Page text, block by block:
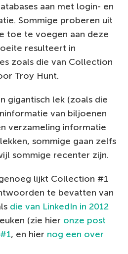
aan met login- en
Sommige proberen uit
toe te voegen aan deze
resulteert in
zoals die van Collection
Troy Hunt.
gigantisch lek (zoals die
van biljoenen
verzameling informatie
sommige gaan zelfs
sommige recenter zijn.
lijkt Collection #1
te bevatten van
die van LinkedIn in 2012
(zie hier onze post
, en hier nog een over